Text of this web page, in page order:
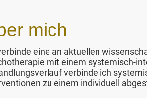
mich
eine an aktuellen
mit einem systemisch-
verbinde ich
zu einem individuell